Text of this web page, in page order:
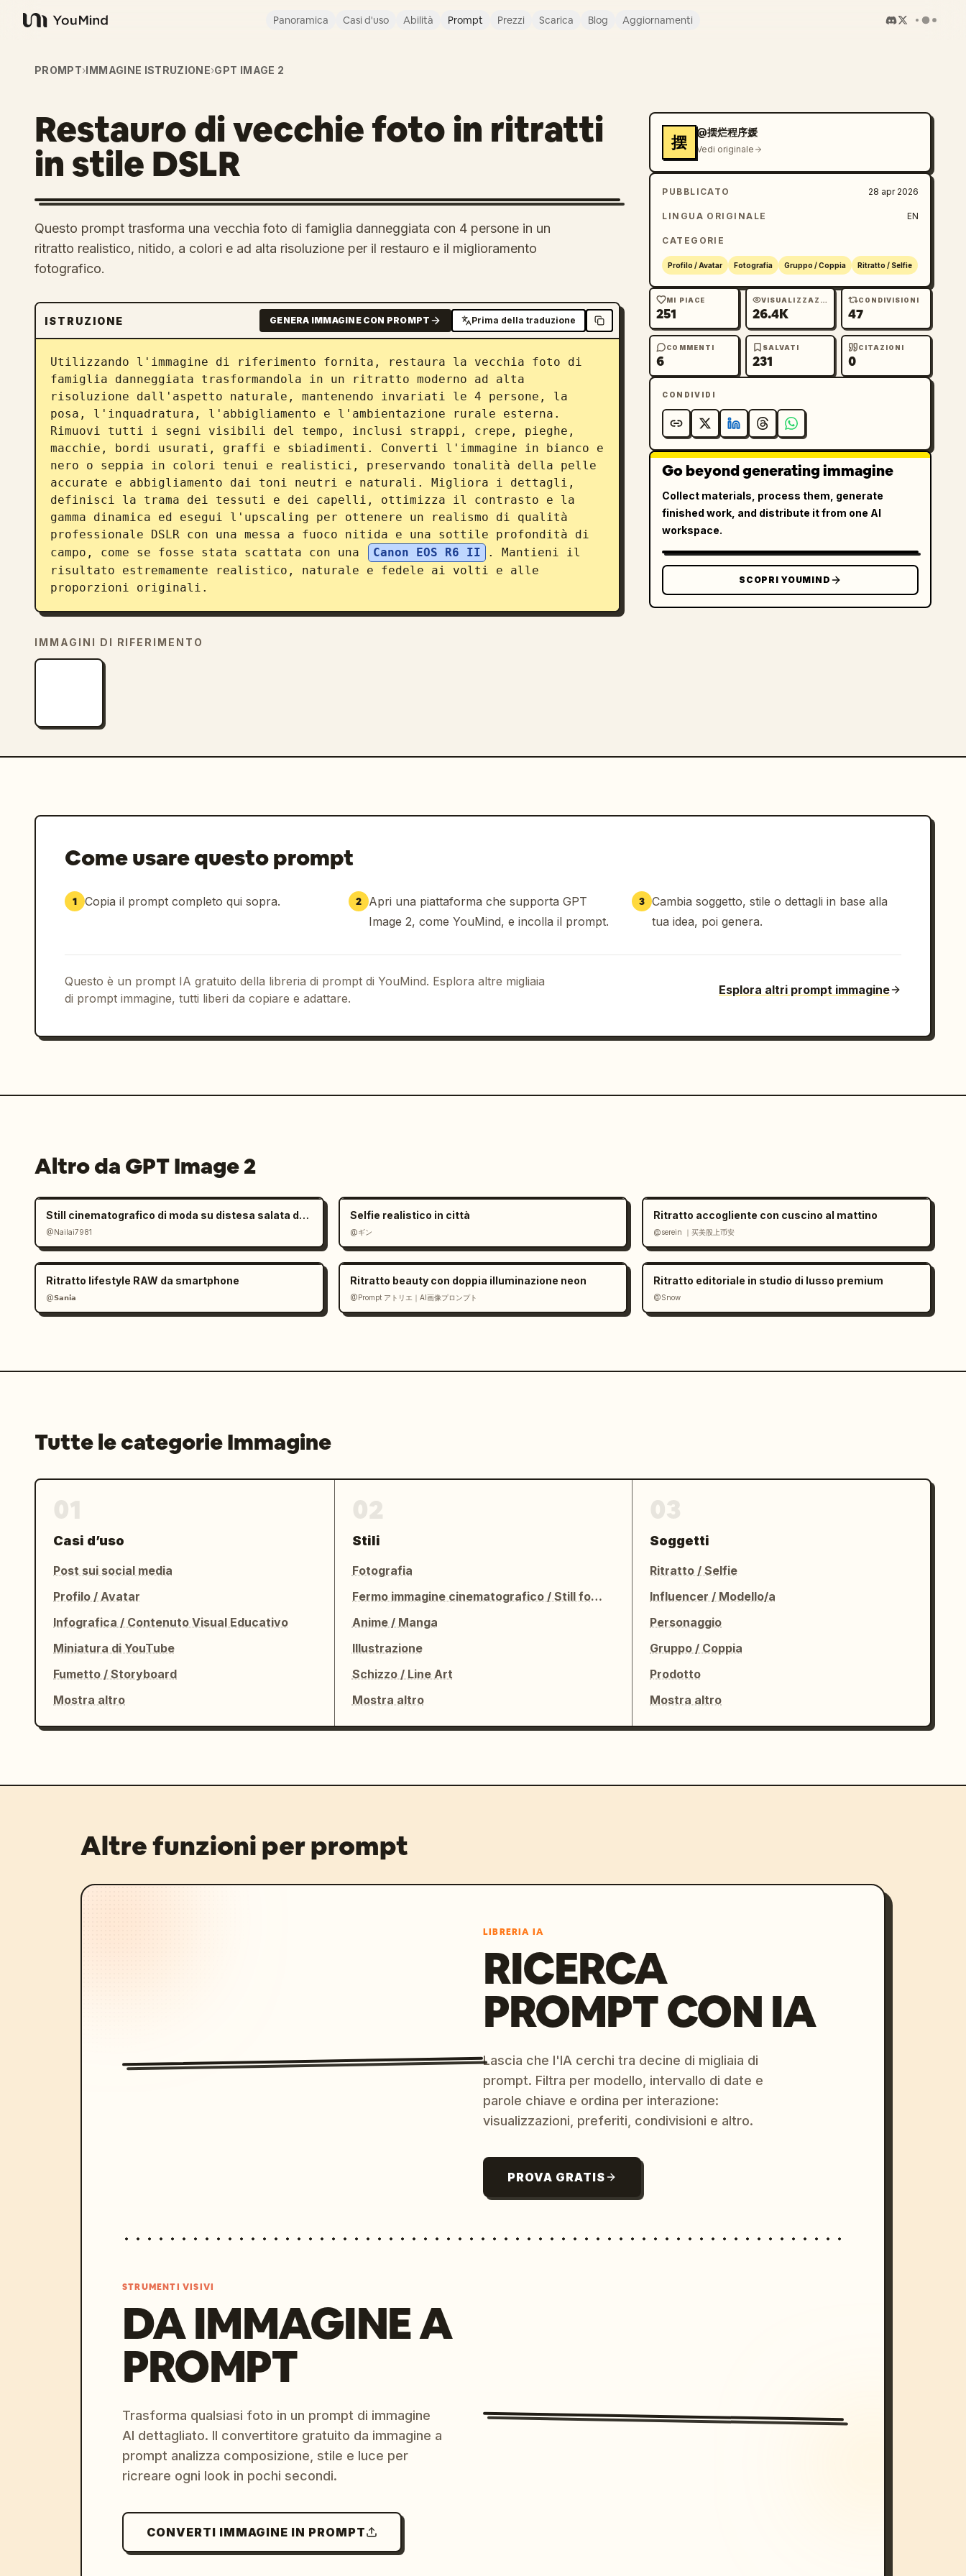
YouMind
Panoramica Casi d'uso Abilità Prompt Prezzi Scarica Blog Aggiornamenti
PROMPT›IMMAGINE ISTRUZIONE›GPT IMAGE 2
Restauro di vecchie foto in ritratti
in stile DSLR
Questo prompt trasforma una vecchia foto di famiglia danneggiata con 4 persone in un
ritratto realistico, nitido, a colori e ad alta risoluzione per il restauro e il miglioramento
fotografico.
ISTRUZIONE GENERA IMMAGINE CON PROMPT Prima della traduzione
Utilizzando l'immagine di riferimento fornita, restaura la vecchia foto di
famiglia danneggiata trasformandola in un ritratto moderno ad alta
risoluzione dall'aspetto naturale, mantenendo invariati le 4 persone, la
posa, l'inquadratura, l'abbigliamento e l'ambientazione rurale esterna.
Rimuovi tutti i segni visibili del tempo, inclusi strappi, crepe, pieghe,
macchie, bordi usurati, graffi e sbiadimenti. Converti l'immagine in bianco e
nero o seppia in colori tenui e realistici, preservando tonalità della pelle
accurate e abbigliamento dai toni neutri e naturali. Migliora i dettagli,
definisci la trama dei tessuti e dei capelli, ottimizza il contrasto e la
gamma dinamica ed esegui l'upscaling per ottenere un realismo di qualità
professionale DSLR con una messa a fuoco nitida e una sottile profondità di
campo, come se fosse stata scattata con una
Canon EOS R6 II
. Mantieni il
risultato estremamente realistico, naturale e fedele ai volti e alle
proporzioni originali.
IMMAGINI DI RIFERIMENTO
摆
@摆烂程序媛
Vedi originale
PUBBLICATO 28 apr 2026
LINGUA ORIGINALE EN
CATEGORIE
Profilo / Avatar Fotografia Gruppo / Coppia Ritratto / Selfie
MI PIACE
251
VISUALIZZAZIONI
26.4K
CONDIVISIONI
47
COMMENTI
6
SALVATI
231
CITAZIONI
0
CONDIVIDI
Go beyond generating immagine
Collect materials, process them, generate
finished work, and distribute it from one AI
workspace.
SCOPRI YOUMIND
Come usare questo prompt
1 Copia il prompt completo qui sopra. 2 Apri una piattaforma che supporta GPT
Image 2, come YouMind, e incolla il prompt.
3 Cambia soggetto, stile o dettagli in base alla
tua idea, poi genera.
Questo è un prompt IA gratuito della libreria di prompt di YouMind. Esplora altre migliaia
di prompt immagine, tutti liberi da copiare e adattare.
Esplora altri prompt immagine
Altro da GPT Image 2
Still cinematografico di moda su distesa salata dall'atmosfera malinconica
@Nailai7981
Selfie realistico in città
@ギン
Ritratto accogliente con cuscino al mattino
@serein ｜买美股上币安
Ritratto lifestyle RAW da smartphone
@𝗦𝗮𝗻𝗶𝗮
Ritratto beauty con doppia illuminazione neon
@Prompt アトリエ｜AI画像プロンプト
Ritratto editoriale in studio di lusso premium
@Snow
Tutte le categorie Immagine
Casi d’uso
Post sui social media
Profilo / Avatar
Infografica / Contenuto Visual Educativo
Miniatura di YouTube
Fumetto / Storyboard
Mostra altro
Stili
Fotografia
Fermo immagine cinematografico / Still fotografico
Anime / Manga
Illustrazione
Schizzo / Line Art
Mostra altro
Soggetti
Ritratto / Selfie
Influencer / Modello/a
Personaggio
Gruppo / Coppia
Prodotto
Mostra altro
Altre funzioni per prompt
LIBRERIA IA
RICERCA
PROMPT CON IA
Lascia che l'IA cerchi tra decine di migliaia di
prompt. Filtra per modello, intervallo di date e
parole chiave e ordina per interazione:
visualizzazioni, preferiti, condivisioni e altro.
PROVA GRATIS
STRUMENTI VISIVI
DA IMMAGINE A
PROMPT
Trasforma qualsiasi foto in un prompt di immagine
AI dettagliato. Il convertitore gratuito da immagine a
prompt analizza composizione, stile e luce per
ricreare ogni look in pochi secondi.
CONVERTI IMMAGINE IN PROMPT